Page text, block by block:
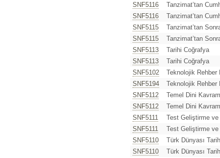
SNF5116
Tanzimat’tan
SNF5116
Tanzimat’tan
SNF5115
Tanzimat’tan
SNF5115
Tanzimat’tan
SNF5113
Tarihi Coğrafya
SNF5113
Tarihi Coğrafya
SNF5102
Teknolojik Rehber
SNF5194
Teknolojik Rehber
SNF5112
Temel Dini
SNF5112
Temel Dini
SNF5111
Test Geliştirme ve
SNF5111
Test Geliştirme ve
SNF5110
Türk Dünyası
SNF5110
Türk Dünyası